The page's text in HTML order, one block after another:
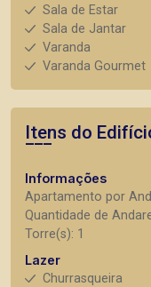
Sala de Estar
Sala de Jantar
Varanda
Varanda Gourmet
Itens do
Informações
Apartamento por
Quantidade de
Torre(s): 1
Lazer
Churrasqueira